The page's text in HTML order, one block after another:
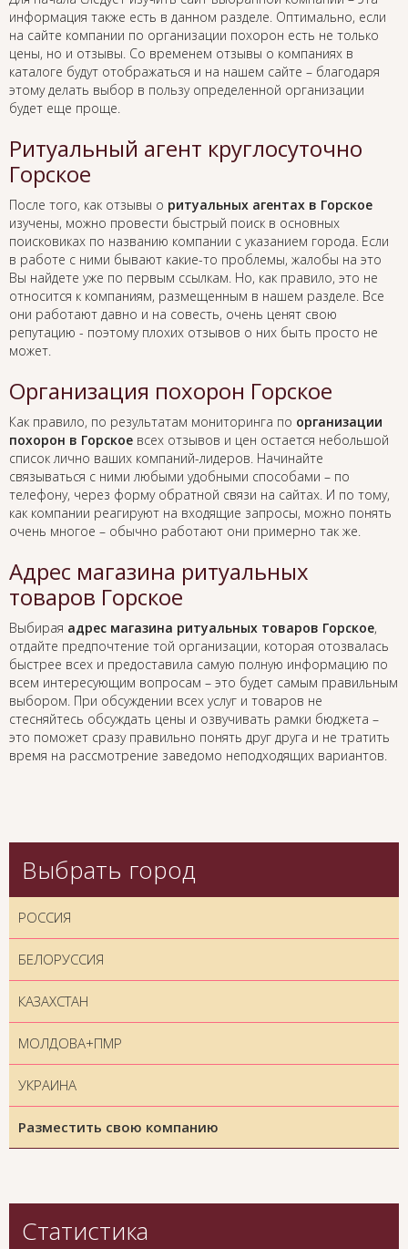
информация также есть в данном разделе. Оптимально, если
на сайте компании по организации похорон есть не только
цены, но и отзывы. Со временем отзывы о компаниях в
каталоге будут отображаться и на нашем сайте – благодаря
этому делать выбор в пользу определенной организации
будет еще проще.
Ритуальный агент круглосуточно
Горское
После того, как отзывы о ритуальных агентах в Горское
изучены, можно провести быстрый поиск в основных
поисковиках по названию компании с указанием города. Если
в работе с ними бывают какие-то проблемы, жалобы на это
Вы найдете уже по первым ссылкам. Но, как правило, это не
относится к компаниям, размещенным в нашем разделе. Все
они работают давно и на совесть, очень ценят свою
репутацию - поэтому плохих отзывов о них быть просто не
может.
Организация похорон Горское
Как правило, по результатам мониторинга по организации
похорон в Горское всех отзывов и цен остается небольшой
список лично ваших компаний-лидеров. Начинайте
связываться с ними любыми удобными способами – по
телефону, через форму обратной связи на сайтах. И по тому,
как компании реагируют на входящие запросы, можно понять
очень многое – обычно работают они примерно так же.
Адрес магазина ритуальных
товаров Горское
Выбирая адрес магазина ритуальных товаров Горское,
отдайте предпочтение той организации, которая отозвалась
быстрее всех и предоставила самую полную информацию по
всем интересующим вопросам – это будет самым правильным
выбором. При обсуждении всех услуг и товаров не
стесняйтесь обсуждать цены и озвучивать рамки бюджета –
это поможет сразу правильно понять друг друга и не тратить
время на рассмотрение заведомо неподходящих вариантов.
Выбрать город
РОССИЯ
БЕЛОРУССИЯ
КАЗАХСТАН
МОЛДОВА+ПМР
УКРАИНА
Разместить свою компанию
Статистика